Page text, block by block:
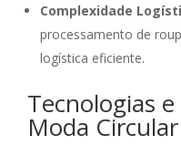
Complexidade
processamento de
logística eficiente.
Tecnologias
Moda Circular